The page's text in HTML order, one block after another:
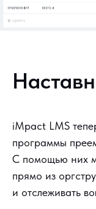
iMpact LMS
программы
С помощью них
прямо из
и отслеживать